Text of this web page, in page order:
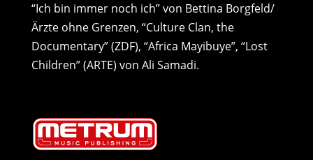
“Ich bin immer noch ich” von Bettina Borgfeld/
Ärzte ohne Grenzen, “Culture Clan, the
Documentary” (ZDF), “Africa Mayibuye”, “Lost
Children” (ARTE) von Ali Samadi.